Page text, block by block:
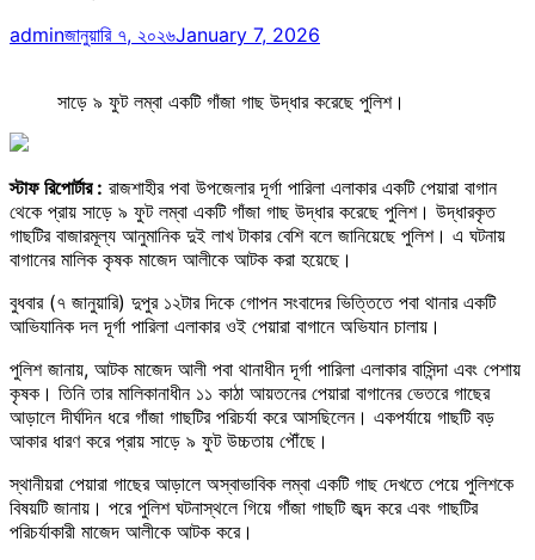
adminজানুয়ারি ৭, ২০২৬January 7, 2026
সাড়ে ৯ ফুট লম্বা একটি গাঁজা গাছ উদ্ধার করেছে পুলিশ।
স্টাফ রিপোর্টার : রাজশাহীর পবা উপজেলার দূর্গা পারিলা এলাকার একটি পেয়ারা বাগান
থেকে প্রায় সাড়ে ৯ ফুট লম্বা একটি গাঁজা গাছ উদ্ধার করেছে পুলিশ। উদ্ধারকৃত
গাছটির বাজারমূল্য আনুমানিক দুই লাখ টাকার বেশি বলে জানিয়েছে পুলিশ। এ ঘটনায়
বাগানের মালিক কৃষক মাজেদ আলীকে আটক করা হয়েছে।
বুধবার (৭ জানুয়ারি) দুপুর ১২টার দিকে গোপন সংবাদের ভিত্তিতে পবা থানার একটি
আভিযানিক দল দূর্গা পারিলা এলাকার ওই পেয়ারা বাগানে অভিযান চালায়।
পুলিশ জানায়, আটক মাজেদ আলী পবা থানাধীন দূর্গা পারিলা এলাকার বাসিন্দা এবং পেশায়
কৃষক। তিনি তার মালিকানাধীন ১১ কাঠা আয়তনের পেয়ারা বাগানের ভেতরে গাছের
আড়ালে দীর্ঘদিন ধরে গাঁজা গাছটির পরিচর্যা করে আসছিলেন। একপর্যায়ে গাছটি বড়
আকার ধারণ করে প্রায় সাড়ে ৯ ফুট উচ্চতায় পৌঁছে।
স্থানীয়রা পেয়ারা গাছের আড়ালে অস্বাভাবিক লম্বা একটি গাছ দেখতে পেয়ে পুলিশকে
বিষয়টি জানায়। পরে পুলিশ ঘটনাস্থলে গিয়ে গাঁজা গাছটি জব্দ করে এবং গাছটির
পরিচর্যাকারী মাজেদ আলীকে আটক করে।